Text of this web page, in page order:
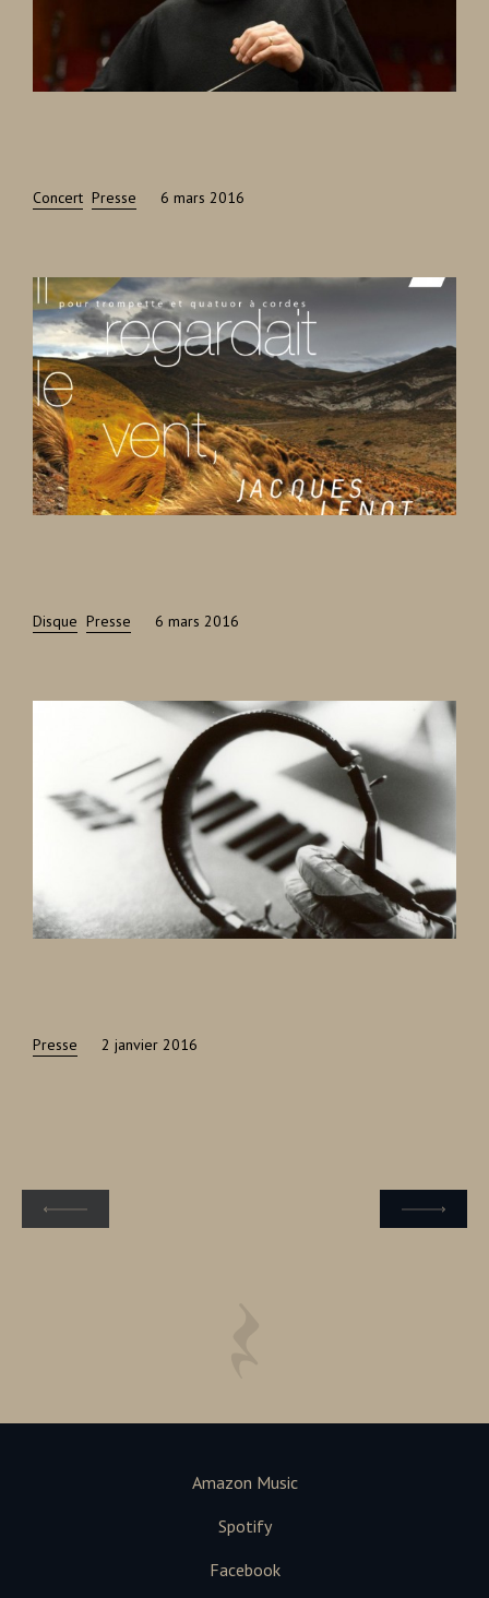
Concert Presse 6 mars 2016
Disque Presse 6 mars 2016
Presse 2 janvier 2016
Amazon Music
Spotify
Facebook